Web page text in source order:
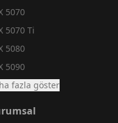
5070
5070 Ti
5080
5090
fazla göster